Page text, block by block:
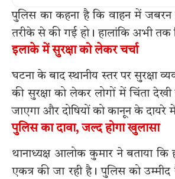
पुलिस का कहना है कि वाहन में जबरन
तरीके से की गई हो। हालांकि अभी तक
इलाके में सुरक्षा को लेकर चर्चा
घटना के बाद स्थानीय स्तर पर सुरक्षा
की सुरक्षा को लेकर लोगों में चिंता
जाएगा और दोषियों को कानून के दायरे
पुलिस का दावा, जल्द होगा खुलासा
थानाध्यक्ष आलोक कुमार ने बताया कि
एकत्र की जा रही है। पुलिस को